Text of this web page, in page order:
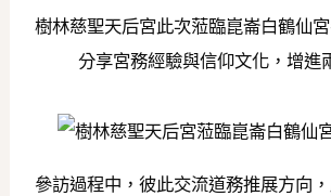
樹林慈聖天后宮此次蒞臨崑崙白鶴仙
分享宮務經驗與信仰文化，增進
參訪過程中，彼此交流道務推展方向